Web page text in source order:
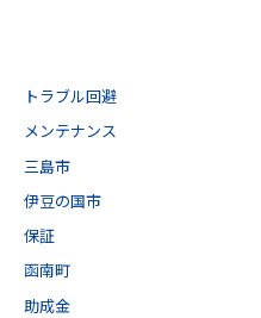
トラブル回避
メンテナンス
三島市
伊豆の国市
保証
函南町
助成金